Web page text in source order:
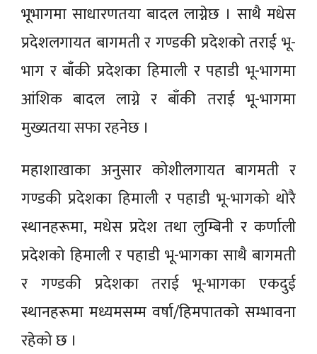
भूभागमा साधारणतया बादल लाग्नेछ । साथै मधेस
प्रदेशलगायत बागमती र गण्डकी प्रदेशको तराई भू-
भाग र बाँकी प्रदेशका हिमाली र पहाडी भू-भागमा
आंशिक बादल लाग्ने र बाँकी तराई भू-भागमा
मुख्यतया सफा रहनेछ ।
महाशाखाका अनुसार कोशीलगायत बागमती र
गण्डकी प्रदेशका हिमाली र पहाडी भू-भागको थोरै
स्थानहरूमा, मधेस प्रदेश तथा लुम्बिनी र कर्णाली
प्रदेशको हिमाली र पहाडी भू-भागका साथै बागमती
र गण्डकी प्रदेशका तराई भू-भागका एकदुई
स्थानहरूमा मध्यमसम्म वर्षा/हिमपातको सम्भावना
रहेको छ ।